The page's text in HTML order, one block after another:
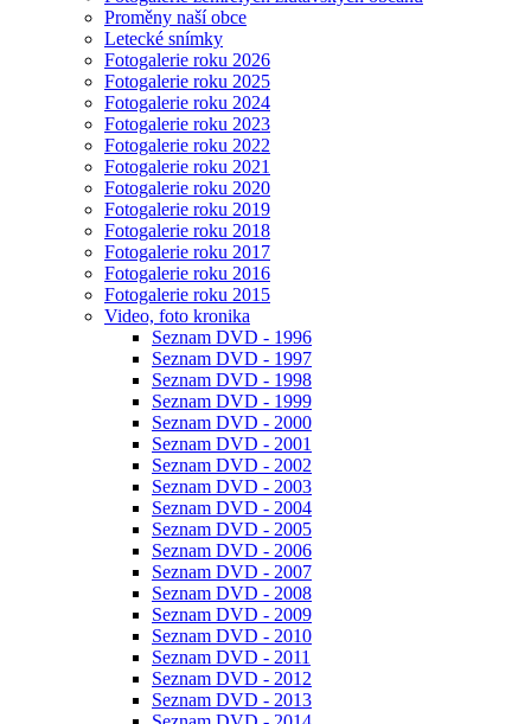
Proměny naší obce
Letecké snímky
Fotogalerie roku 2026
Fotogalerie roku 2025
Fotogalerie roku 2024
Fotogalerie roku 2023
Fotogalerie roku 2022
Fotogalerie roku 2021
Fotogalerie roku 2020
Fotogalerie roku 2019
Fotogalerie roku 2018
Fotogalerie roku 2017
Fotogalerie roku 2016
Fotogalerie roku 2015
Video, foto kronika
Seznam DVD - 1996
Seznam DVD - 1997
Seznam DVD - 1998
Seznam DVD - 1999
Seznam DVD - 2000
Seznam DVD - 2001
Seznam DVD - 2002
Seznam DVD - 2003
Seznam DVD - 2004
Seznam DVD - 2005
Seznam DVD - 2006
Seznam DVD - 2007
Seznam DVD - 2008
Seznam DVD - 2009
Seznam DVD - 2010
Seznam DVD - 2011
Seznam DVD - 2012
Seznam DVD - 2013